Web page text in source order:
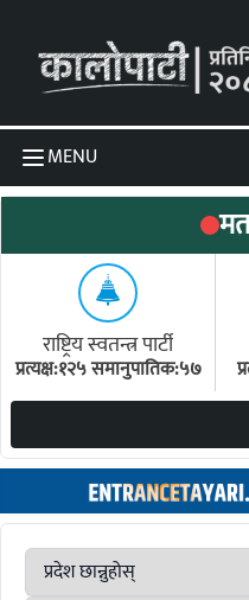
MENU
राष्ट्रिय स्वतन्त्र पार्टी
प्रत्यक्ष:१२५ समानुपातिक:५७